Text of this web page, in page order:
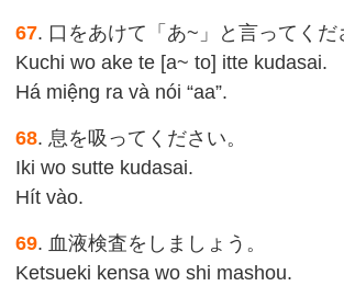
67. 口をあけて「あ~」と言ってくだ
Kuchi wo ake te [a~ to] itte kudasai.
Há miệng ra và nói “aa”.
68. 息を吸ってください。
Iki wo sutte kudasai.
Hít vào.
69. 血液検査をしましょう。
Ketsueki kensa wo shi mashou.